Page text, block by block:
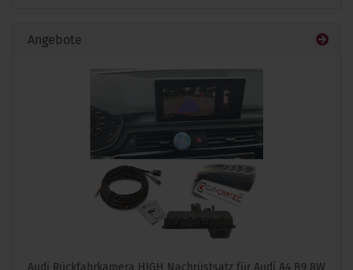
Angebote
Audi Rückfahrkamera HIGH Nachrüstsatz für Audi A4 B9 8W